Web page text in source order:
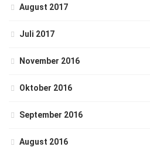
August 2017
Juli 2017
November 2016
Oktober 2016
September 2016
August 2016